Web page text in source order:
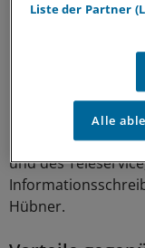
beispielsweise
könnte die App
regelmäßig
Hierfür gebe es
Mitglied bekomme
und des
Hübner.
Liste der Partner
Alle